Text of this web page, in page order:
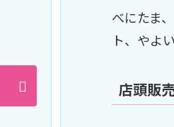
べにたま
ト、やよ
店頭販